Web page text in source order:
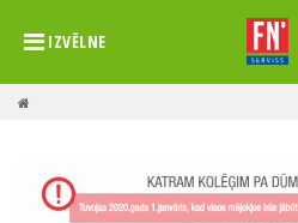
IZVĒLNE